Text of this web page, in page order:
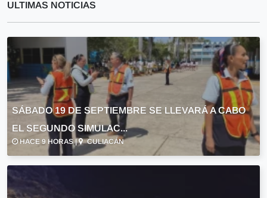
ULTIMAS NOTICIAS
SÁBADO 19 DE SEPTIEMBRE SE LLEVARÁ A CABO
EL SEGUNDO SIMULAC...
HACE 9 HORAS | CULIACÁN